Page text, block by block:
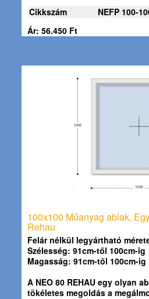
Cikkszám
NEFP 100-
Ár: 56.450 Ft
100x100 Műanyag ablak,
Rehau
Felár nélkül legyártható
Szélesség: 91cm-től 100cm-ig
Magasság: 91cm-től 100cm-ig
A NEO 80 REHAU egy olyan
tökéletes megoldás a